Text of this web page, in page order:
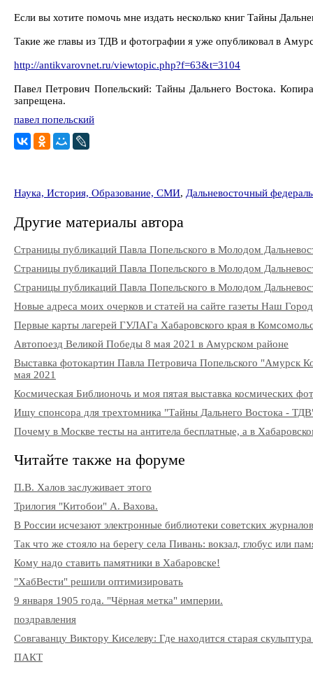
Если вы хотите помочь мне издать несколько книг Тайны
Такие же главы из ТДВ и фотографии я уже опубликовал в
http://antikvarovnet.ru/viewtopic.php?f=63&t=3104
Павел Петрович Попельский: Тайны Дальнего Востока.
запрещена.
павел попельский
Наука, История, Образование, СМИ, Дальневосточный
Другие материалы автора
Страницы публикаций Павла Попельского в Молодом
Страницы публикаций Павла Попельского в Молодом
Страницы публикаций Павла Попельского в Молодом
Новые адреса моих очерков и статей на сайте газеты Наш
Первые карты лагерей ГУЛАГа Хабаровского края в
Автопоезд Великой Победы 8 мая 2021 в Амурском районе
Выставка фотокартин Павла Петровича Попельского "Амурск
мая 2021
Космическая Библионочь и моя пятая выставка космических
Ищу спонсора для трехтомника "Тайны Дальнего Востока -
Почему в Москве тесты на антитела бесплатные, а в
Читайте также на форуме
П.В. Халов заслуживает этого
Трилогия "Китобои" А. Вахова.
В России исчезают электронные библиотеки советских журналов
Так что же стояло на берегу села Пивань: вокзал, глобус или
Кому надо ставить памятники в Хабаровске!
"ХабВести" решили оптимизировать
9 января 1905 года. "Чёрная метка" империи.
поздравления
Совгаванцу Виктору Киселеву: Где находится старая
ПАКТ